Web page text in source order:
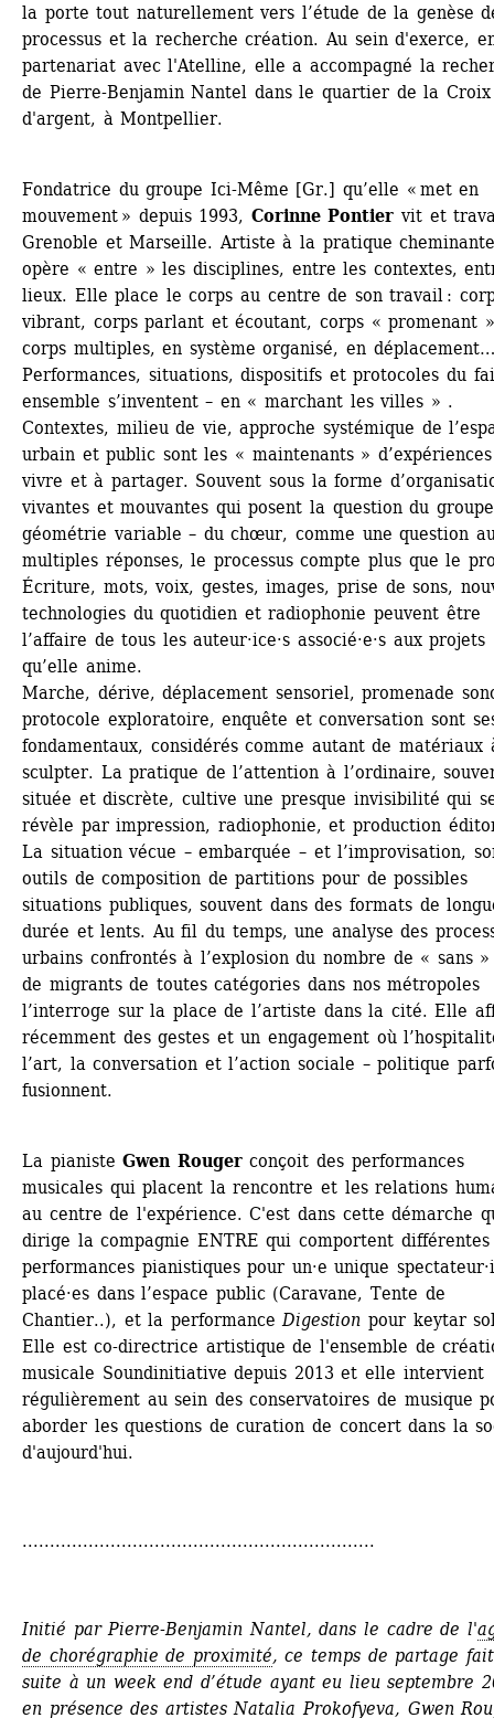
la porte tout naturellement vers l’étude de la genèse
processus et la recherche création. Au sein d'exerce,
partenariat avec l'Atelline, elle a accompagné la
de Pierre-Benjamin Nantel dans le quartier de la Croix
d'argent, à Montpellier.
Fondatrice du groupe Ici-Même [Gr.] qu’elle « met en
mouvement » depuis 1993, Corinne Pontier vit et
Grenoble et Marseille. Artiste à la pratique
opère « entre » les disciplines, entre les contextes,
lieux. Elle place le corps au centre de son travail :
vibrant, corps parlant et écoutant, corps « promenant
corps multiples, en système organisé, en déplacement…
Performances, situations, dispositifs et protocoles du
ensemble s’inventent – en « marchant les villes » .
Contextes, milieu de vie, approche systémique de
urbain et public sont les « maintenants »
vivre et à partager. Souvent sous la forme
vivantes et mouvantes qui posent la question du
géométrie variable – du chœur, comme une question
multiples réponses, le processus compte plus que le
Écriture, mots, voix, gestes, images, prise de sons,
technologies du quotidien et radiophonie peuvent être
l’affaire de tous les auteur·ice·s associé·e·s aux projets
qu’elle anime.
Marche, dérive, déplacement sensoriel, promenade
protocole exploratoire, enquête et conversation sont
fondamentaux, considérés comme autant de matériaux
sculpter. La pratique de l’attention à l’ordinaire,
située et discrète, cultive une presque invisibilité qui
révèle par impression, radiophonie, et production
La situation vécue – embarquée – et l’improvisation,
outils de composition de partitions pour de possibles
situations publiques, souvent dans des formats de
durée et lents. Au fil du temps, une analyse des
urbains confrontés à l’explosion du nombre de « sans
de migrants de toutes catégories dans nos métropoles
l’interroge sur la place de l’artiste dans la cité. Elle
récemment des gestes et un engagement où
l’art, la conversation et l’action sociale – politique
fusionnent.
La pianiste Gwen Rougerconçoit des performances
musicales qui placent la rencontre et les relations
au centre de l'expérience. ​C'est dans cette démarche
dirige la compagnie ENTRE qui comportent différentes
performances pianistiques pour un·e unique
placé·es dans l’espace public (Caravane, Tente de
Chantier..), et la performance Digestion pour keytar
Elle est co-directrice artistique de l'ensemble de
musicale Soundinitiative depuis 2013 et elle intervient
régulièrement au sein des conservatoires de musique
aborder les questions de curation de concert dans la
d'aujourd'hui.
................................................................
Initié par Pierre-Benjamin Nantel, dans le cadre de l'
de chorégraphie de proximité, ce temps de partage fait
suite à un week end d’étude ayant eu lieu septembre
en présence des artistes Natalia Prokofyeva, Gwen